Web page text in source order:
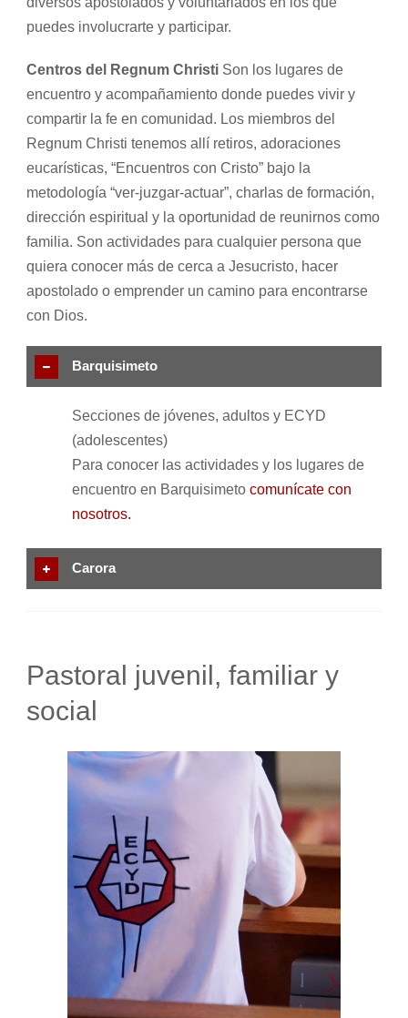
puedes involucrarte y participar.
Centros del Regnum Christi Son los lugares de
encuentro y acompañamiento donde puedes vivir y
compartir la fe en comunidad. Los miembros del
Regnum Christi tenemos allí retiros, adoraciones
eucarísticas, “Encuentros con Cristo” bajo la
metodología “ver-juzgar-actuar”, charlas de formación,
dirección espiritual y la oportunidad de reunirnos como
familia. Son actividades para cualquier persona que
quiera conocer más de cerca a Jesucristo, hacer
apostolado o emprender un camino para encontrarse
con Dios.
Barquisimeto
Secciones de jóvenes, adultos y ECYD
(adolescentes)
Para conocer las actividades y los lugares de
encuentro en Barquisimeto comunícate con
nosotros.
Carora
Pastoral juvenil, familiar y
social